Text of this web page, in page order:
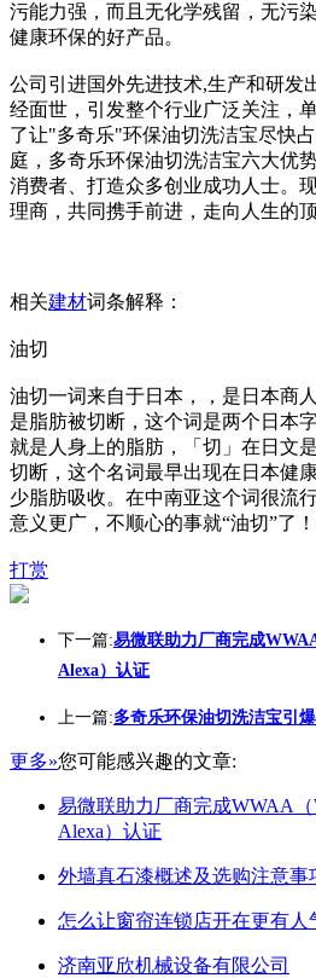
污能力强，而且无化学残留，无污
健康环保的好产品。
公司引进国外先进技术,生产和研发
经面世，引发整个行业广泛关注，
了让"多奇乐"环保油切洗洁宝尽快
庭，多奇乐环保油切洗洁宝六大优
消费者、打造众多创业成功人士。
理商，共同携手前进，走向人生的顶
相关建材词条解释：
油切
油切一词来自于日本，，是日本商
是脂肪被切断，这个词是两个日本
就是人身上的脂肪，「切」在日文
切断，这个名词最早出现在日本健
少脂肪吸收。在中南亚这个词很流
意义更广，不顺心的事就“油切”了
打赏
下一篇:易微联助力厂商完成
Alexa）认证
上一篇:多奇乐环保油切洗洁宝引
更多»您可能感兴趣的文章:
易微联助力厂商完成WWAA（
Alexa）认证
外墙真石漆概述及选购注意事
怎么让窗帘连锁店开在更有人
济南亚欣机械设备有限公司